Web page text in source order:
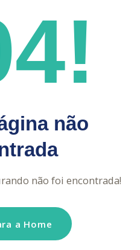
não
não foi encontrada!
a Home